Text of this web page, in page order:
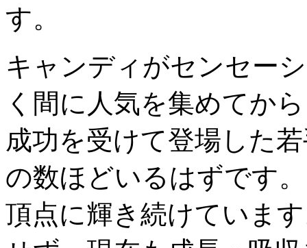
す。
キャンディがセンセー
く間に人気を集めてか
成功を受けて登場した
の数ほどいるはずです
頂点に輝き続けていま